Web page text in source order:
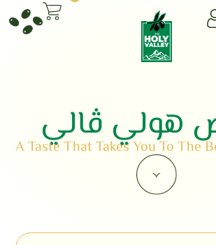
هولي ڤالي
A Taste That Takes You To The